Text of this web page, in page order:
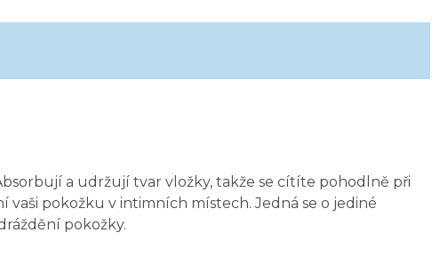
a udržují tvar vložky, takže se cítíte pohodlně při
pokožku v intimních místech. Jedná se o jediné
pokožky.